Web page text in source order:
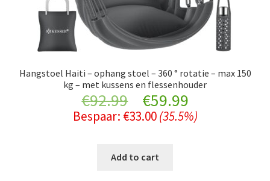
Hangstoel Haiti – ophang stoel – 360 ° rotatie – max 150
kg – met kussens en flessenhouder
€92.99
Original
price
was:
€59.99Current
price
Bespaar: €33.00 (35.5%)
Add to cart